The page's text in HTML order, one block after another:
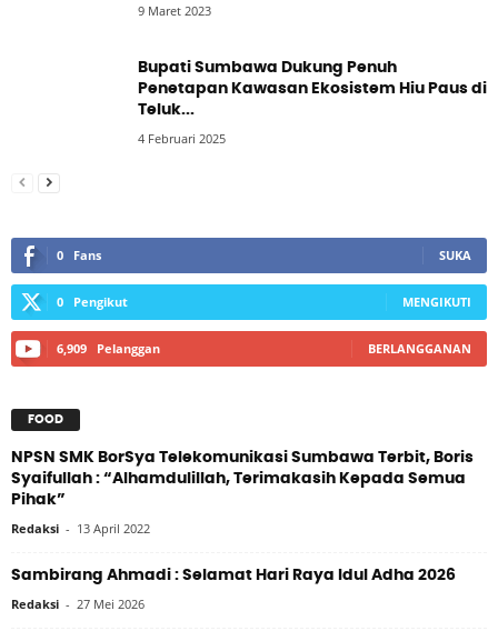
9 Maret 2023
Bupati Sumbawa Dukung Penuh
Penetapan Kawasan Ekosistem Hiu Paus di
Teluk...
4 Februari 2025
0 Fans SUKA
0 Pengikut MENGIKUTI
6,909 Pelanggan BERLANGGANAN
FOOD
NPSN SMK BorSya Telekomunikasi Sumbawa Terbit, Boris
Syaifullah : “Alhamdulillah, Terimakasih Kepada Semua
Pihak”
Redaksi - 13 April 2022
Sambirang Ahmadi : Selamat Hari Raya Idul Adha 2026
Redaksi - 27 Mei 2026